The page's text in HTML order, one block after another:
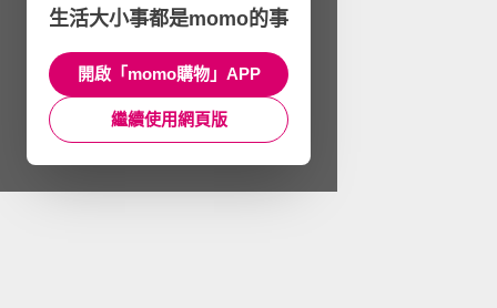
生活大小事都是momo的事
開啟「momo購物」APP
繼續使用網頁版